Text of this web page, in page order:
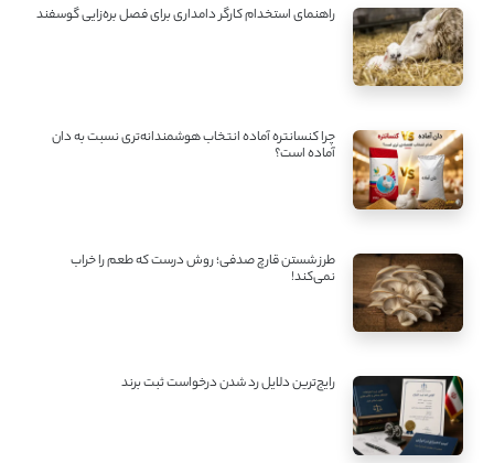
راهنمای استخدام کارگر دامداری برای فصل بره‌زایی گوسفند
چرا کنسانتره آماده انتخاب هوشمندانه‌تری نسبت به دان
آماده است؟
طرز شستن قارچ صدفی؛ روش درست که طعم را خراب
نمی‌کند!
رایج‌ترین دلایل رد شدن درخواست ثبت برند